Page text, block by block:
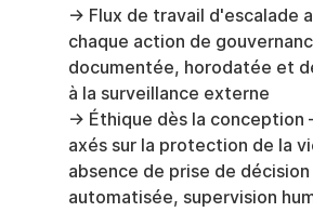
→ Flux de travail d'escalade
chaque action de
documentée, horodatée et
à la surveillance externe
→ Éthique dès la conception
axés sur la protection de la
absence de prise de décision
automatisée, supervision